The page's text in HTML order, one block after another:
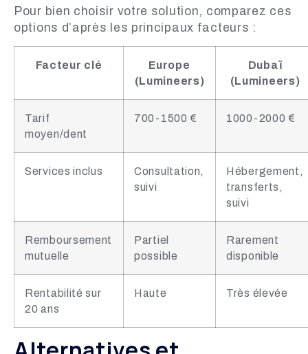
Pour bien choisir votre solution, comparez ces
options d’après les principaux facteurs :
Facteur clé
Europe
(Lumineers)
Dubaï
(Lumineers)
Tarif
moyen/dent
700-1500 € 1000-2000 €
Services inclus
Consultation,
suivi
Hébergement,
transferts,
suivi
Remboursement
mutuelle
Partiel
possible
Rarement
disponible
Rentabilité sur
20 ans
Haute Très élevée